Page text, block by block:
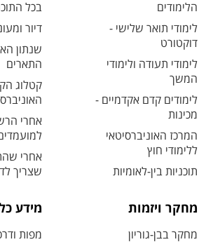
הלימודים
לימודי תואר שלישי -
דוקטורט
לימודי תעודה ולימודי
המשך
לימודים קדם אקדמיים -
מכינות
המרכז האוניברסיטאי
ללימודי חוץ
תוכניות בין-לאומיות
בכל
דיור
שנתון
התארים
קטלוג
אחרי
אחרי
שצריך
מחקר ויזמות
מחקר בבן-גוריון
מידע
מפות